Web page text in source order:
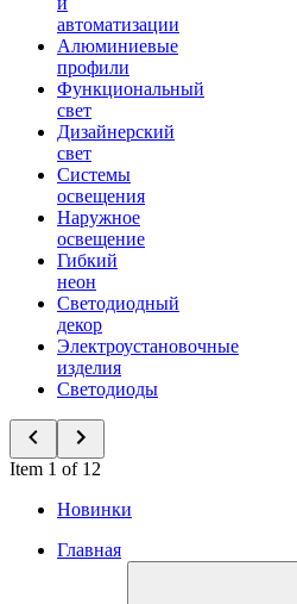
автоматизации
Алюминиевые
профили
Функциональный
свет
Дизайнерский
свет
Системы
освещения
Наружное
освещение
Гибкий
неон
Светодиодный
декор
Электроустановочные
изделия
Светодиоды
Item 1 of 12
Новинки
Главная